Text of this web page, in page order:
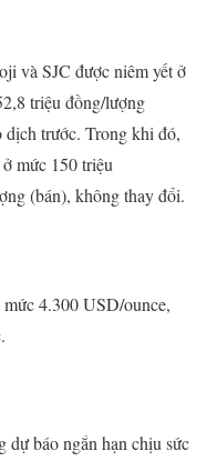
và SJC được niêm yết ở
triệu đồng/lượng
dịch trước. Trong khi đó,
mức 150 triệu
(bán), không thay đổi.
4.300 USD/ounce,
dự báo ngắn hạn chịu sức